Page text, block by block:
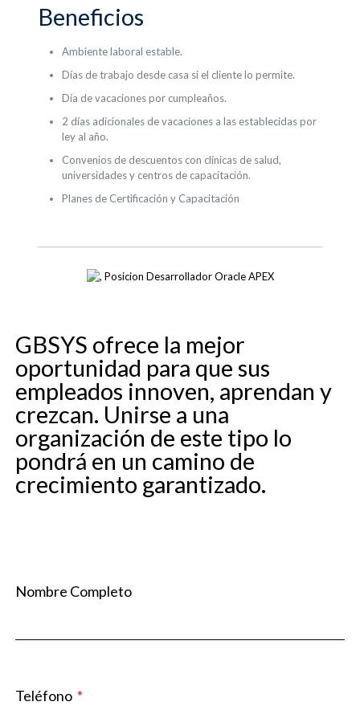
Beneficios
Ambiente laboral estable.
Días de trabajo desde casa si el cliente lo permite.
Día de vacaciones por cumpleaños.
2 días adicionales de vacaciones a las establecidas por
ley al año.
Convenios de descuentos con clínicas de salud,
universidades y centros de capacitación.
Planes de Certificación y Capacitación
GBSYS ofrece la mejor
oportunidad para que sus
empleados innoven, aprendan y
crezcan. Unirse a una
organización de este tipo lo
pondrá en un camino de
crecimiento garantizado.
Nombre Completo
Teléfono